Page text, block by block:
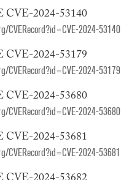
CVE-2024-53140
CVERecord?id=CVE-2024-53140
CVE-2024-53179
CVERecord?id=CVE-2024-53179
CVE-2024-53680
CVERecord?id=CVE-2024-53680
CVE-2024-53681
CVERecord?id=CVE-2024-53681